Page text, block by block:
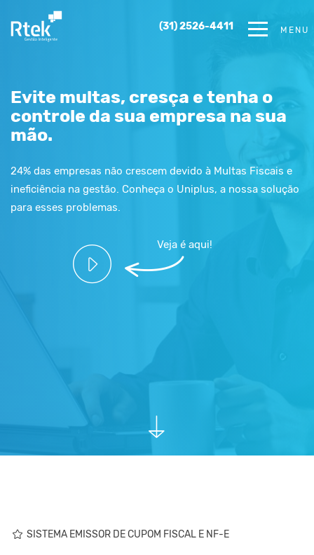
(31) 2526-4411 MENU
Evite multas, cresça e tenha o
controle da sua empresa na sua
mão.
24% das empresas não crescem devido à Multas Fiscais e
ineficiência na gestão. Conheça o Uniplus, a nossa solução
para esses problemas.
Veja é aqui!
SISTEMA EMISSOR DE CUPOM FISCAL E NF-E
starzbet